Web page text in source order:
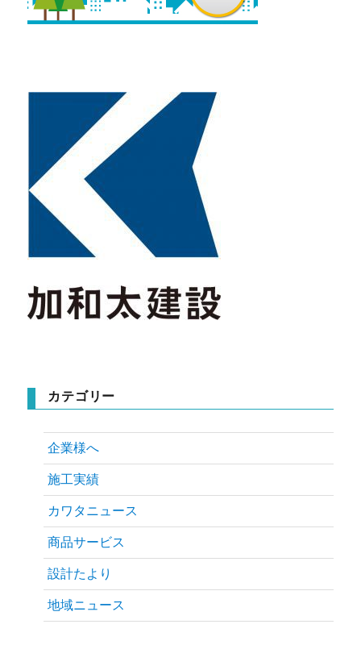
カテゴリー
企業様へ
施工実績
カワタニュース
商品サービス
設計たより
地域ニュース